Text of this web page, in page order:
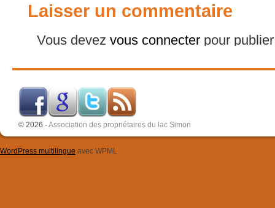
Laisser un commentaire
Vous devez vous connecter pour
© 2026 -Association des propriétaires du lac Simon
WordPress multilingue avec WPML